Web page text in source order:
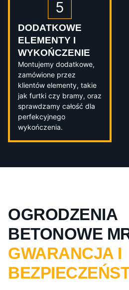
DODATKOWE
ELEMENTY I
WYKOŃCZENIE
Montujemy dodatkowe,
zamówione przez
klientów elementy, takie
jak furtki czy bramy, oraz
sprawdzamy całość dla
perfekcyjnego
wykończenia.
OGRODZENIA
BETONOWE
GWARANCJA I